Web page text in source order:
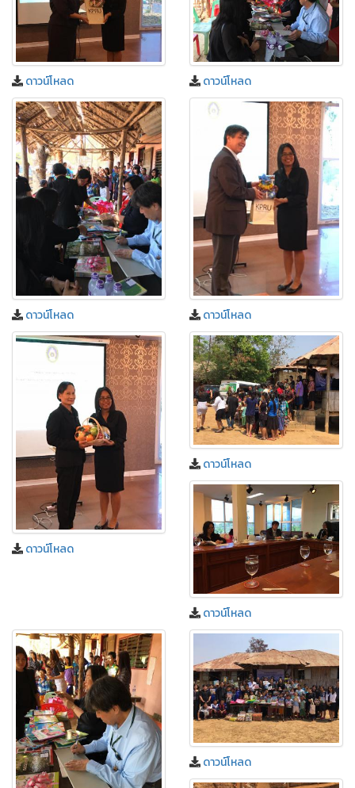
ดาวน์โหลด ดาวน์โหลด
ดาวน์โหลด ดาวน์โหลด
ดาวน์โหลด
ดาวน์โหลด
ดาวน์โหลด
ดาวน์โหลด